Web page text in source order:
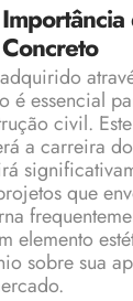
é essencial
civil.
a carreira
que
elemento
sobre sua